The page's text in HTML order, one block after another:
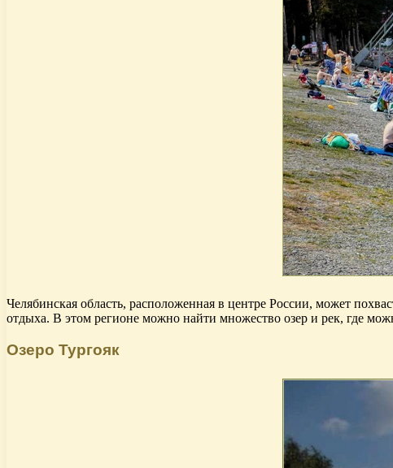
Челябинская область, расположенная в центре России, может
отдыха. В этом регионе можно найти множество озер и рек, где
Озеро Тургояк